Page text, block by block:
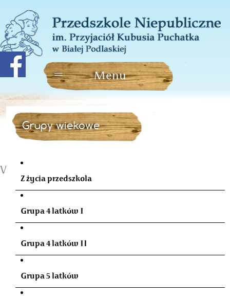
Grupy wiekowe
Wizyta w Urzędzie Miasta
Z życia przedszkola
Grupa 4 latków I
Grupa 4 latków II
Grupa 5 latków